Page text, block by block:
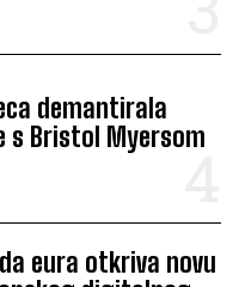
demantirala
s Bristol Myersom
eura otkriva novu